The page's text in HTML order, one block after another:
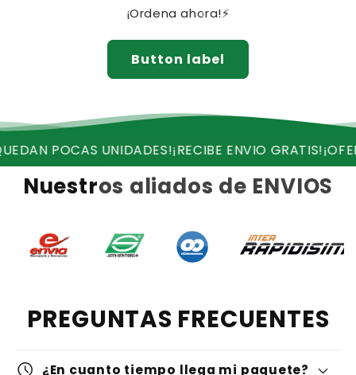
¡Ordena ahora!⚡
Button label
UNIDADES!¡RECIBE ENVIO GRATIS!¡OFERTA
Nuestros aliados de ENVIOS
PREGUNTAS FRECUENTES
schedule ¿En cuanto tiempo llega mi paquete?